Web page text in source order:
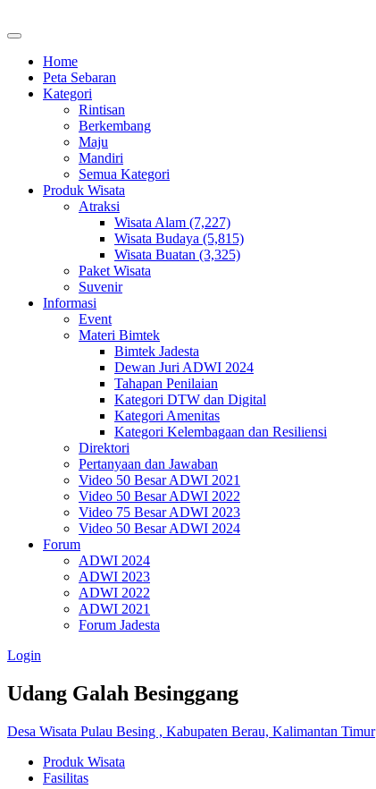
Home
Peta Sebaran
Kategori
Rintisan
Berkembang
Maju
Mandiri
Semua Kategori
Produk Wisata
Atraksi
Wisata Alam (7,227)
Wisata Budaya (5,815)
Wisata Buatan (3,325)
Paket Wisata
Suvenir
Informasi
Event
Materi Bimtek
Bimtek Jadesta
Dewan Juri ADWI 2024
Tahapan Penilaian
Kategori DTW dan Digital
Kategori Amenitas
Kategori Kelembagaan dan Resiliensi
Direktori
Pertanyaan dan Jawaban
Video 50 Besar ADWI 2021
Video 50 Besar ADWI 2022
Video 75 Besar ADWI 2023
Video 50 Besar ADWI 2024
Forum
ADWI 2024
ADWI 2023
ADWI 2022
ADWI 2021
Forum Jadesta
Login
Udang Galah Besinggang
Desa Wisata Pulau Besing , Kabupaten Berau, Kalimantan Timur
Produk Wisata
Fasilitas